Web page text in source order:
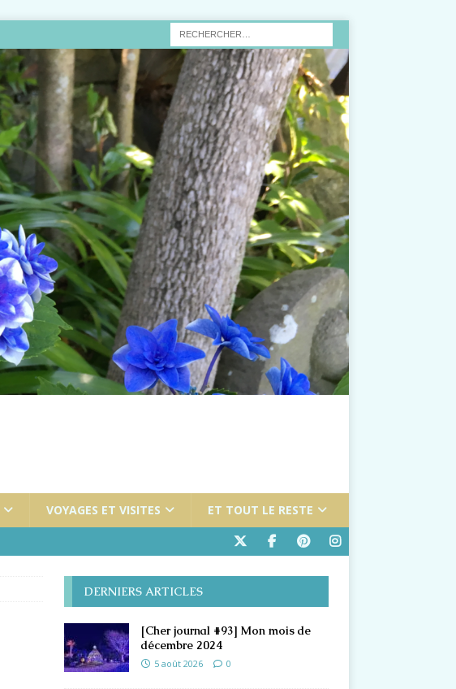
VOYAGES ET VISITES ET TOUT LE RESTE
DERNIERS ARTICLES
[Cher journal #93] Mon mois de
décembre 2024
5 août 2026 0